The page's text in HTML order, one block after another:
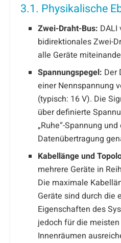
3.1. Physikalische
Zwei-Draht-Bus: DALI
bidirektionales Zwei-
alle Geräte
Spannungspegel: Der
einer Nennspannung
(typisch: 16 V). Die
über definierte
„Ruhe“-Spannung
Datenübertragung
Kabellänge und
mehrere Geräte in
Die maximale
Geräte sind durch die
Eigenschaften des
jedoch für die
Innenräumen